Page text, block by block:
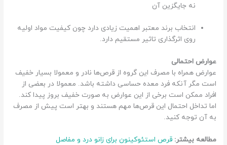
نه جایگزین آن
انتخاب برند معتبر اهمیت زیادی دارد چون کیفیت مواد اولیه
روی اثرگذاری تاثیر مستقیم دارد.
عوارض احتمالی
عوارض همراه با مصرف این گروه از قرص‌ها نادر و معمولا بسیار خفیف
است مگر آنکه فرد معده حساسی داشته باشد. معمولا در بعضی از
افراد ممکن است برخی از این عوارض به صورت خفیف بروز پیدا کند.
اما تداخل احتمال این قرص‌ها مهم هستند و بهتر است پیش از مصرف
به آن توجه کنید.
مطالعه بیشتر: قرص استئوکینون برای زانو درد و مفاصل